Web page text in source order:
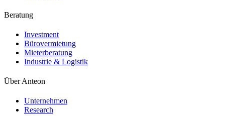
Beratung
Investment
Bürovermietung
Mieterberatung
Industrie & Logistik
Über Anteon
Unternehmen
Research